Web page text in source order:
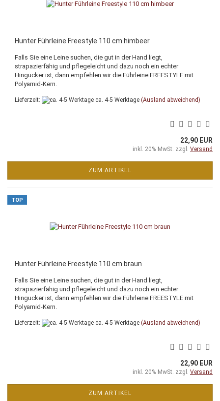
Hunter Führleine Freestyle 110 cm himbeer
Falls Sie eine Leine suchen, die gut in der Hand liegt,
strapazierfähig und pflegeleicht und dazu noch ein echter
Hingucker ist, dann empfehlen wir die Führleine FREESTYLE mit
Polyamid-Kern.
Lieferzeit: ca. 4-5 Werktage (Ausland abweichend)
22,90 EUR
inkl. 20% MwSt. zzgl. Versand
ZUM ARTIKEL
TOP
Hunter Führleine Freestyle 110 cm braun
Falls Sie eine Leine suchen, die gut in der Hand liegt,
strapazierfähig und pflegeleicht und dazu noch ein echter
Hingucker ist, dann empfehlen wir die Führleine FREESTYLE mit
Polyamid-Kern.
Lieferzeit: ca. 4-5 Werktage (Ausland abweichend)
22,90 EUR
inkl. 20% MwSt. zzgl. Versand
ZUM ARTIKEL